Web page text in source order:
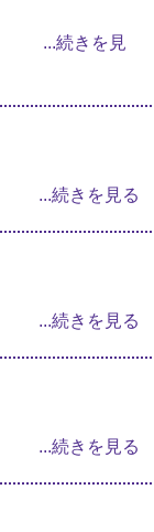
...続きを見
...続きを見る
...続きを見る
...続きを見る